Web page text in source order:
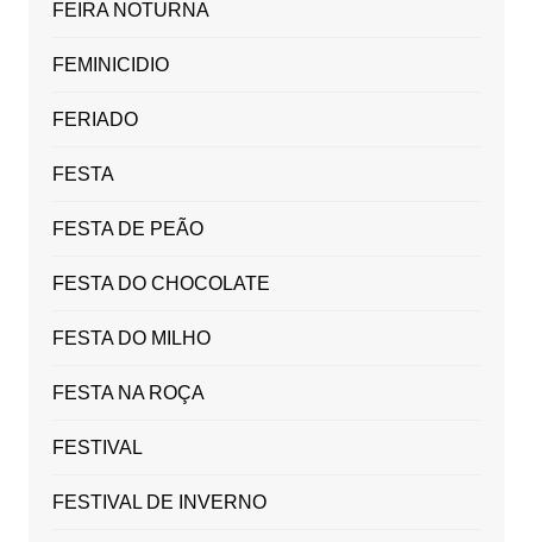
FEIRA NOTURNA
FEMINICIDIO
FERIADO
FESTA
FESTA DE PEÃO
FESTA DO CHOCOLATE
FESTA DO MILHO
FESTA NA ROÇA
FESTIVAL
FESTIVAL DE INVERNO